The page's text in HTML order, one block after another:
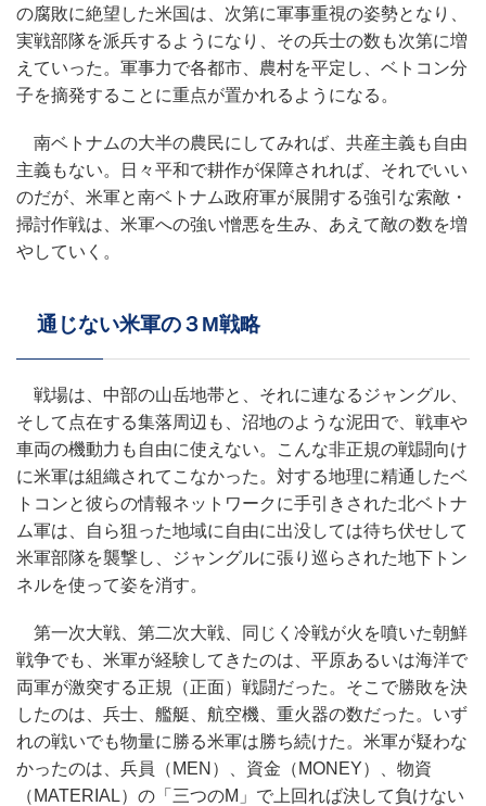
の腐敗に絶望した米国は、次第に軍事重視の姿勢となり、
実戦部隊を派兵するようになり、その兵士の数も次第に増
えていった。軍事力で各都市、農村を平定し、ベトコン分
子を摘発することに重点が置かれるようになる。
南ベトナムの大半の農民にしてみれば、共産主義も自由
主義もない。日々平和で耕作が保障されれば、それでいい
のだが、米軍と南ベトナム政府軍が展開する強引な索敵・
掃討作戦は、米軍への強い憎悪を生み、あえて敵の数を増
やしていく。
通じない米軍の３M戦略
戦場は、中部の山岳地帯と、それに連なるジャングル、
そして点在する集落周辺も、沼地のような泥田で、戦車や
車両の機動力も自由に使えない。こんな非正規の戦闘向け
に米軍は組織されてこなかった。対する地理に精通したベ
トコンと彼らの情報ネットワークに手引きされた北ベトナ
ム軍は、自ら狙った地域に自由に出没しては待ち伏せして
米軍部隊を襲撃し、ジャングルに張り巡らされた地下トン
ネルを使って姿を消す。
第一次大戦、第二次大戦、同じく冷戦が火を噴いた朝鮮
戦争でも、米軍が経験してきたのは、平原あるいは海洋で
両軍が激突する正規（正面）戦闘だった。そこで勝敗を決
したのは、兵士、艦艇、航空機、重火器の数だった。いず
れの戦いでも物量に勝る米軍は勝ち続けた。米軍が疑わな
かったのは、兵員（MEN）、資金（MONEY）、物資
（MATERIAL）の「三つのM」で上回れば決して負けない